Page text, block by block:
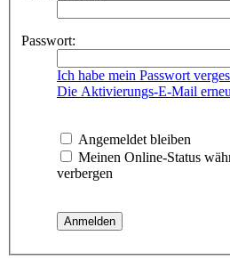
Passwort:
Ich habe mein Passwort
Die Aktivierungs-E-Mail
Angemeldet bleiben
Meinen Online-Status
verbergen